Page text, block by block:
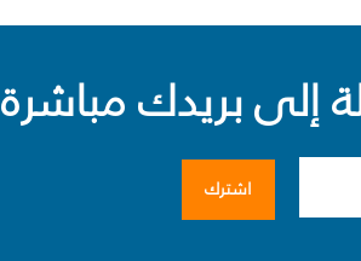
بريدك مباشرة
اشترك